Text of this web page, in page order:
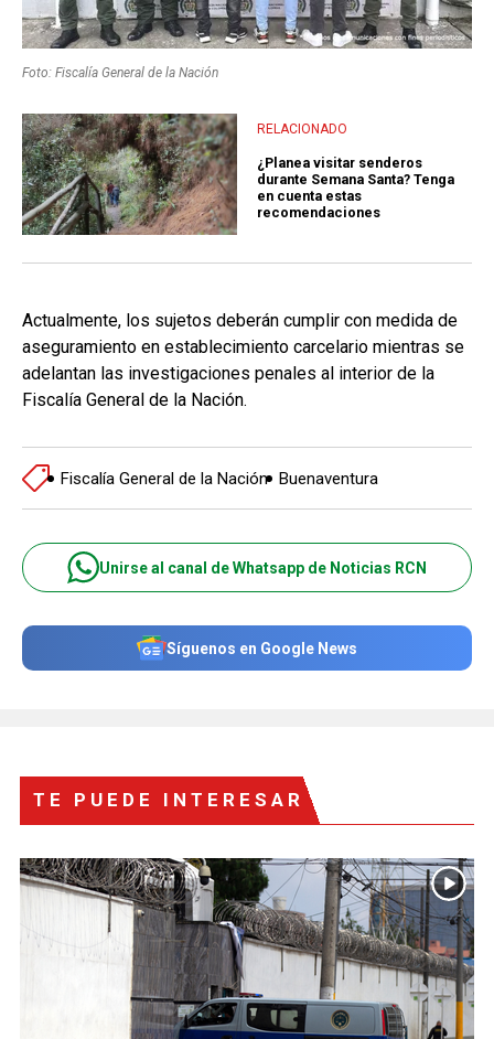
Foto: Fiscalía General de la Nación
RELACIONADO
¿Planea visitar senderos
durante Semana Santa? Tenga
en cuenta estas
recomendaciones
Actualmente, los sujetos deberán cumplir con medida de
aseguramiento en establecimiento carcelario mientras se
adelantan las investigaciones penales al interior de la
Fiscalía General de la Nación.
Fiscalía General de la Nación Buenaventura
Unirse al canal de Whatsapp de Noticias RCN
Síguenos en Google News
TE PUEDE INTERESAR